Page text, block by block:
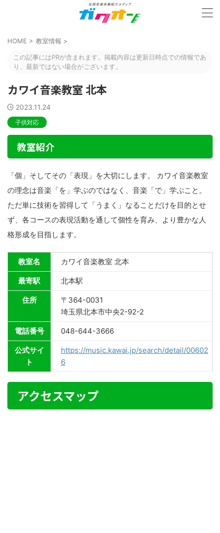
HOME > 教室情報 >
この記事にはPRが含まれます。掲載内容は更新日時点での情報であ
り、最新ではない場合がございます。
カワイ音楽教室 北本
2023.11.24
子供対応
教室紹介
「個」そしてその「表現」を大切にします。 カワイ音楽教室
の理念は音楽「を」学ぶのではなく、音楽「で」学ぶこと。
ただ単に技術を習得して「うまく」なることだけを目的とせ
ず、各コースの表現活動を通して個性を育み、より豊かな人
格形成を目指します。
教室名 カワイ音楽教室 北本
最寄駅 北本駅
住所
〒364-0031
埼玉県北本市中央2-92-2
電話番号 048-644-3666
公式サイ
ト
https://music.kawai.jp/search/detail/00602
6
アクセスマップ